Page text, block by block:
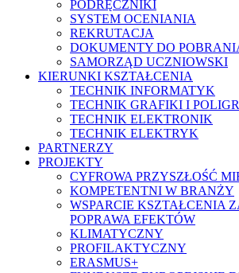
PODRĘCZNIKI
SYSTEM OCENIANIA
REKRUTACJA
DOKUMENTY DO
SAMORZĄD UCZNIOWSKI
KIERUNKI KSZTAŁCENIA
TECHNIK INFORMATYK
TECHNIK GRAFIKI I
TECHNIK ELEKTRONIK
TECHNIK ELEKTRYK
PARTNERZY
PROJEKTY
CYFROWA PRZYSZŁOŚĆ
KOMPETENTNI W BRANŻY
WSPARCIE KSZTAŁCENIA
POPRAWA EFEKTÓW
KLIMATYCZNY
PROFILAKTYCZNY
ERASMUS+